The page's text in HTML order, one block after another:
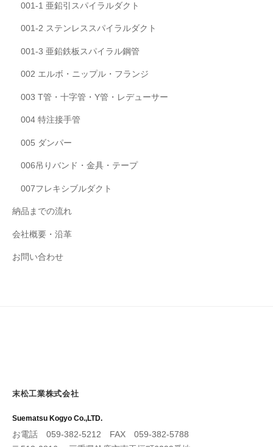
001-1 亜鉛引スパイラルダクト
001-2 ステンレススパイラルダクト
001-3 亜鉛鉄板スパイラル鋼管
002 エルボ・ニップル・フランジ
003 T管・十字管・Y管・レデューサー
004 特注接手管
005 ダンパー
006吊りバンド・金具・テープ
007フレキシブルダクト
納品までの流れ
会社概要・沿革
お問い合わせ
末松工業株式会社
Suematsu Kogyo Co.,LTD.
お電話 059-382-5212 FAX 059-382-5788